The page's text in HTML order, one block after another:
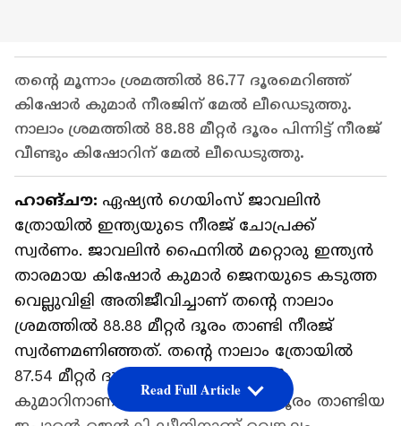
തന്‍റെ മൂന്നാം ശ്രമത്തില്‍ 86.77 ദൂരമെറിഞ്ഞ്
കിഷോര്‍ കുമാര്‍ നീരജിന് മേല്‍ ലീഡെടുത്തു.
നാലാം ശ്രമത്തില്‍ 88.88 മീറ്റര്‍ ദൂരം പിന്നിട്ട് നീരജ്
വീണ്ടും കിഷോറിന് മേല്‍ ലീഡെടുത്തു.
ഹാങ്ചൗ: ഏഷ്യന്‍ ഗെയിംസ് ജാവലിന്‍
ത്രോയില്‍ ഇന്ത്യയുടെ നീരജ് ചോപ്രക്ക്
സ്വര്‍ണം. ജാവലിന്‍ ഫൈനില്‍ മറ്റൊരു ഇന്ത്യന്‍
താരമായ കിഷോര്‍ കുമാര്‍ ജെനയുടെ കടുത്ത
വെല്ലുവിളി അതിജീവിച്ചാണ് തന്‍റെ നാലാം
ശ്രമത്തില്‍ 88.88 മീറ്റര്‍ ദൂരം താണ്ടി നീരജ്
സ്വര്‍ണമണിഞ്ഞത്. തന്‍റെ നാലാം ത്രോയില്‍
87.54 മീറ്റര്‍ ദൂരം താണ്ടിയ കിഷോര്‍
കുമാറിനാണ് വെള്ളി. 82.68 മീറ്റര്‍ ദൂരം താണ്ടിയ
Read Full Article